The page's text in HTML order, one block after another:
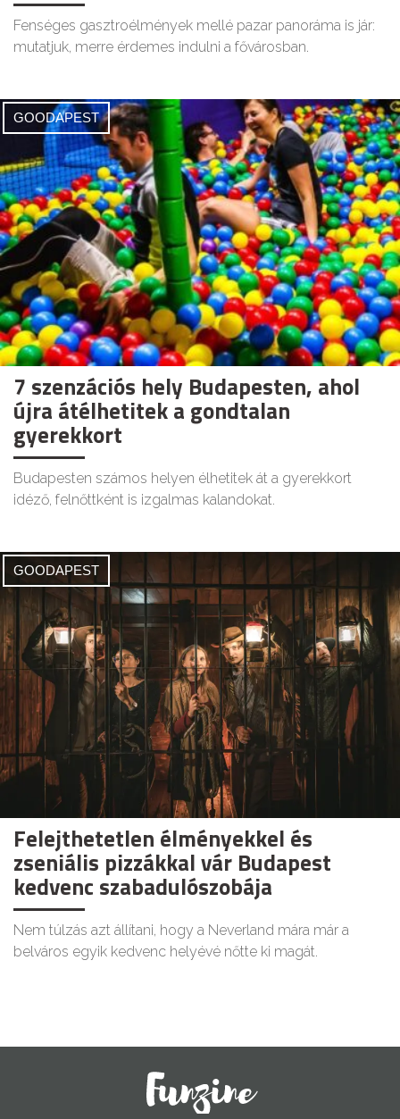
Fenséges gasztroélmények mellé pazar panoráma is jár:
mutatjuk, merre érdemes indulni a fővárosban.
GOODAPEST
7 szenzációs hely Budapesten, ahol
újra átélhetitek a gondtalan
gyerekkort
Budapesten számos helyen élhetitek át a gyerekkort
idéző, felnőttként is izgalmas kalandokat.
GOODAPEST
Felejthetetlen élményekkel és
zseniális pizzákkal vár Budapest
kedvenc szabadulószobája
Nem túlzás azt állítani, hogy a Neverland mára már a
belváros egyik kedvenc helyévé nőtte ki magát.